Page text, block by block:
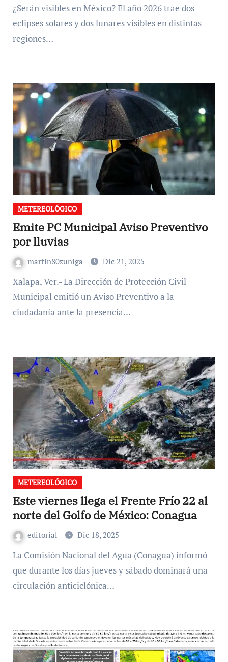
¿Serán visibles en México? El año 2026 trae dos
eclipses solares y dos lunares visibles en distintas
regiones…
METEREOLÓGICO
Emite PC Municipal Aviso Preventivo
por lluvias
martin80zuniga Dic 21, 2025
Xalapa, Ver.- La Dirección de Protección Civil
Municipal emitió un Aviso Preventivo a la
ciudadanía ante la presencia…
METEREOLÓGICO
Este viernes llega el Frente Frío 22 al
norte del Golfo de México: Conagua
editorial Dic 18, 2025
La Comisión Nacional del Agua (Conagua) informó
que durante los días jueves y sábado dominará una
circulación anticiclónica…